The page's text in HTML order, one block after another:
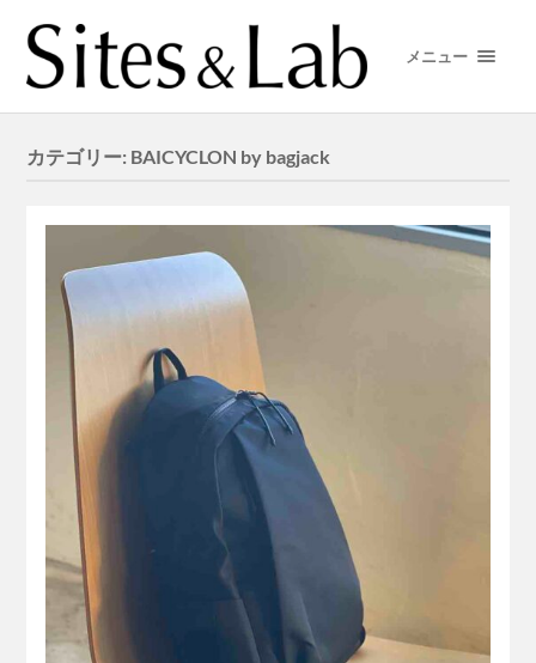
メニュー
カテゴリー: BAICYCLON by bagjack